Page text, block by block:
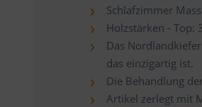
Schlafzimmer
Holzstärken - Top:
Das
das einzigartig ist.
Die Behandlung
Artikel zerlegt mit